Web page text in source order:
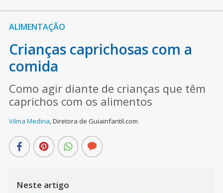
ALIMENTAÇÃO
Crianças caprichosas com a
comida
Como agir diante de crianças que têm
caprichos com os alimentos
Vilma Medina,Diretora de Guiainfantil.com
Neste artigo